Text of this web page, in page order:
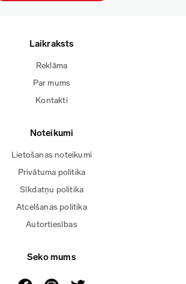
Laikraksts
Reklāma
Par mums
Kontakti
Noteikumi
Lietošanas noteikumi
Privātuma politika
Sīkdatņu politika
Atcelšanas politika
Autortiesības
Seko mums